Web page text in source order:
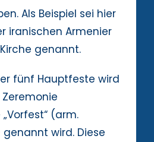
Als Beispiel sei hier
iranischen Armenier
genannt.
fünf Hauptfeste wird
(arm.
wird. Diese